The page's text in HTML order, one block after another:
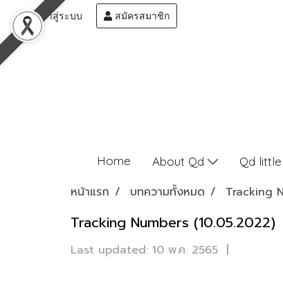
เข้าสู่ระบบ สมัครสมาชิก
Home About Qd Qd
หน้าแรก บทความทั้งหมด Tracking
Tracking Numbers (10.05.2022)
Last updated: 10 พ.ค. 2565 |